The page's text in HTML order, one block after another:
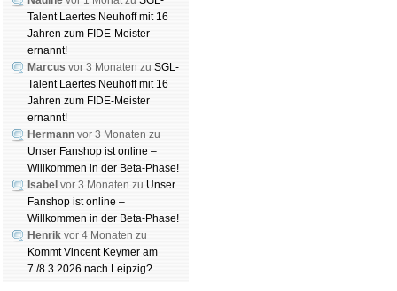
Talent Laertes Neuhoff mit 16
Jahren zum FIDE-Meister
ernannt!
Marcus vor 3 Monaten zu SGL-
Talent Laertes Neuhoff mit 16
Jahren zum FIDE-Meister
ernannt!
Hermann vor 3 Monaten zu
Unser Fanshop ist online –
Willkommen in der Beta-Phase!
Isabel vor 3 Monaten zu Unser
Fanshop ist online –
Willkommen in der Beta-Phase!
Henrik vor 4 Monaten zu
Kommt Vincent Keymer am
7./8.3.2026 nach Leipzig?